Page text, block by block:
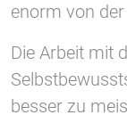
enorm von der
Die Arbeit mit
besser zu